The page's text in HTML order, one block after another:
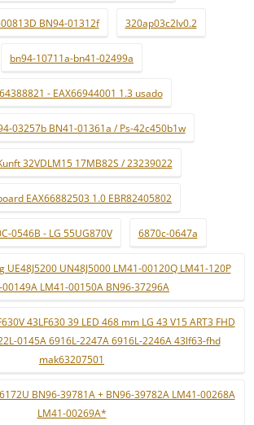
BN94-01312f 320ap03c2lv0.2
bn94-10711a-bn41-02499a
- EAX66944001 1.3 usado
03257b BN41-01361a / Ps-42c450b1w
32VDLM15 17MB82S / 23239022
EAX66882503 1.0 EBR82405802
0546B - LG 55UG870V 6870c-0647a
UE48J5200 UN48J5000 LM41-00120Q LM41-120P
00149A LM41-00150A BN96-37296A
43LF630 39 LED 468 mm LG 43 V15 ART3 FHD
0145A 6916L-2247A 6916L-2246A 43lf63-fhd
mak63207501
BN96-39781A + BN96-39782A LM41-00268A
LM41-00269A*